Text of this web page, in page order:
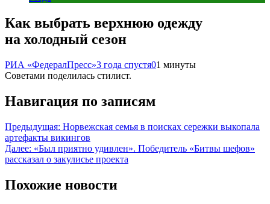
Как выбрать верхнюю одежду
на холодный сезон
РИА «ФедералПресс»3 года спустя01 минуты
Советами поделилась стилист.
Навигация по записям
Предыдущая: Норвежская семья в поисках сережки выкопала
артефакты викингов
Далее: «Был приятно удивлен». Победитель «Битвы шефов»
рассказал о закулисье проекта
Похожие новости